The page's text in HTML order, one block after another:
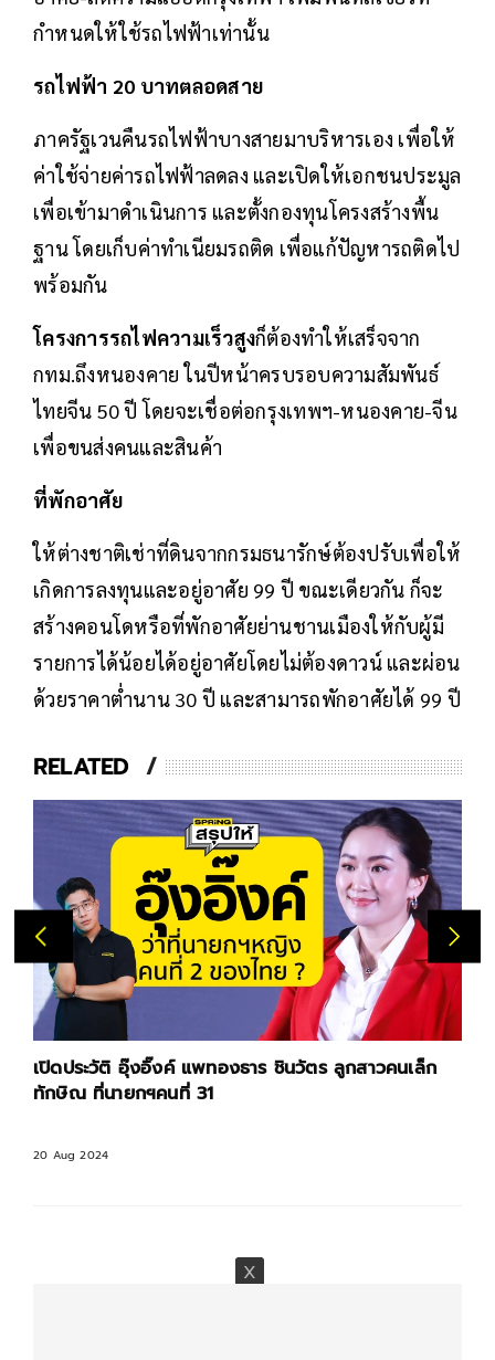
กำหนดให้ใช้รถไฟฟ้าเท่านั้น
รถไฟฟ้า 20 บาทตลอดสาย
ภาครัฐเวนคืนรถไฟฟ้าบางสายมาบริหารเอง เพื่อให้
ค่าใช้จ่ายค่ารถไฟฟ้าลดลง และเปิดให้เอกชนประมูล
เพื่อเข้ามาดำเนินการ และตั้งกองทุนโครงสร้างพื้น
ฐาน โดยเก็บค่าทำเนียมรถติด เพื่อแก้ปัญหารถติดไป
พร้อมกัน
โครงการรถไฟความเร็วสูงก็ต้องทำให้เสร็จจาก
กทม.ถึงหนองคาย ในปีหน้าครบรอบความสัมพันธ์
ไทยจีน 50 ปี โดยจะเชื่อต่อกรุงเทพฯ-หนองคาย-จีน
เพื่อขนส่งคนและสินค้า
ที่พักอาศัย
ให้ต่างชาติเช่าที่ดินจากกรมธนารักษ์ต้องปรับเพื่อให้
เกิดการลงทุนและอยู่อาศัย 99 ปี ขณะเดียวกัน ก็จะ
สร้างคอนโดหรือที่พักอาศัยย่านชานเมืองให้กับผู้มี
รายการได้น้อยได้อยู่อาศัยโดยไม่ต้องดาวน์ และผ่อน
ด้วยราคาต่ำนาน 30 ปี และสามารถพักอาศัยได้ 99 ปี
RELATED
เปิดประวัติ อุ๊งอิ๊งค์ แพทองธาร ชินวัตร ลูกสาวคนเล็ก
ทักษิณ ที่นายกฯคนที่ 31
20 Aug 2024